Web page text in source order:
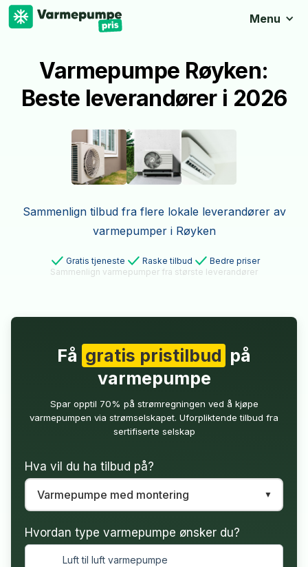
Menu
Varmepumpe Røyken:
Beste leverandører i 2026
Sammenlign tilbud fra flere lokale leverandører av
varmepumper i Røyken
Gratis tjeneste Raske tilbud
Bedre priser
Sammenlign varmepumper fra største leverandører
Få gratis pristilbud på
varmepumpe
Spar opptil 70% på strømregningen ved å kjøpe
varmepumpen via strømselskapet. Uforpliktende tilbud fra
sertifiserte selskap
Hva vil du ha tilbud på?
Hvordan type varmepumpe ønsker du?
Luft til luft varmepumpe